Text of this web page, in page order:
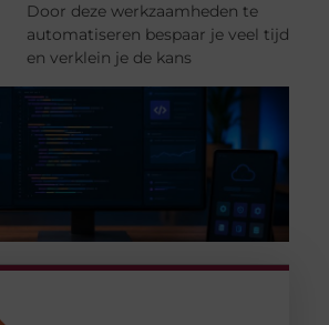
Door deze werkzaamheden te
automatiseren bespaar je veel tijd
en verklein je de kans